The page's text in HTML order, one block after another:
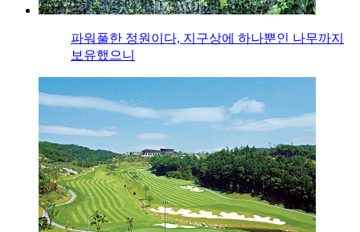
파워풀한 정원이다, 지구상에 하나뿐인 나무까지
보유했으니